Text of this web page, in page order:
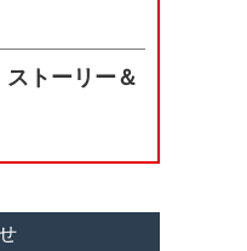
トーリー＆